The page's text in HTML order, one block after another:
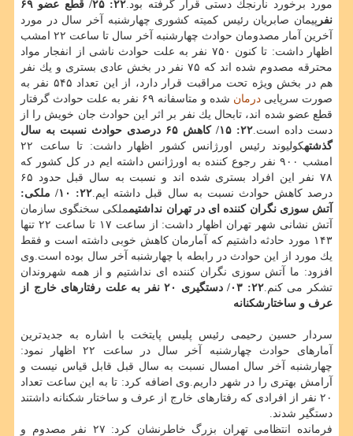
مورد برخورد نارنجك دستی قرار گرفته بود.
۲۲: ۲۵/ قطع عضو ۶۹
نفر پیمان صابریان رئیس كمیته كشوری چهارشنبه آخر سال در مورد
آخرین آمار مصدومان حوادث چهارشنبه آخر سال تا ساعت ۲۲ امشب
اظهار داشت: تا كنون ۷۵۰ نفر به علت حوادث ناشی از انفجار مواد
محترقه مصدوم شده اند كه ۷۵ نفر در بخش عادی بستری و یك نفر
هم در بخش ویژه تحت مراقبت قرار دارد، از این تعداد ۵۴۵ نفر به
صورت سرپایی درمان
شده و متاسفانه ۶۹ نفر به علت حوادث گرفتار
قطع عضو شده اند، تابحال یك نفر بر اثر این حوادث جان خویش را از
دست داده است.
۲۲: ۱۵/ كاهش ۶۵ درصدی حوادث نسبت به سال
گذشته
كولیوند رئیس اورژانس كشور اظهار داشت: تا ساعت ۲۲
امشب ۹۰۰ نفر رجوع كننده به اورژانس داشته ایم در كل كشور كه
۷۸ نفر این افراد بستری شده اند و نسبت به سال قبل حدود ۶۵
درصد كاهش حوادث نسبت به سال قبل داشته ایم.
۲۲: ۱۰/ ملكی:
آتش سوزی نگران كننده ای در تهران نداشتیمملكی سخنگوی سازمان
آتش نشانی شهر تهران اظهار داشت: از ساعت ۱۷ تا ساعت ۲۲ تنها
۱۴۳ مورد حادثه داشتیم كه آمارمان كاهش خوبی داشته است و فقط
یك مورد از این حوادث در رابطه با چهارشنبه آخر سال بوده است.وی
افزود: ما آتش سوزی نگران كننده ای نداشتیم و از همه شهروندان
تشكر می كنم.
۲۲: ۰۳/ دستگیری ۲۰ نفر به علت رفتارهای خارج از
عرف و ساختارشكنانه
سردار حسین رحیمی رئیس پلیس پایتخت با اشاره به جدیدترین
آمارهای حوادث چهارشنبه آخر سال در ساعت ۲۲ اظهار نمود:
چهارشنبه آخر سال امسال نسبت به سال قبل قابل قیاس نیست و
آرامش بهتری را در شهر داریم.وی اضافه كرد: تا به این ساعت تعداد
۲۰ نفر از افرادی كه رفتارهای خارج از عرف و ساختار شكنانه داشتند
دستگیر شدند.
فرمانده انتظامی تهران بزرگ خاطرنشان كرد: ۲۷ نفر مصدوم و